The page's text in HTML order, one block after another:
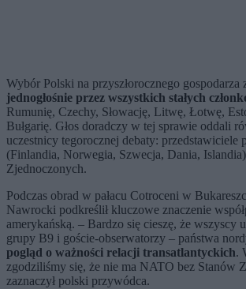
Wybór Polski na przyszłorocznego gospodarza
jednogłośnie przez wszystkich stałych
Rumunię, Czechy, Słowację, Litwę, Łotwę,
Bułgarię. Głos doradczy w tej sprawie oddali
uczestnicy tegorocznej debaty: przedstawiciele
(Finlandia, Norwegia, Szwecja, Dania,
Zjednoczonych.
Podczas obrad w pałacu Cotroceni w
Nawrocki podkreślił kluczowe znaczenie
amerykańską. – Bardzo się cieszę, że wszyscy
grupy B9 i goście-obserwatorzy – państwa
pogląd o ważności relacji transatlantyckich.
zgodziliśmy się, że nie ma NATO bez Stanów
zaznaczył polski przywódca.